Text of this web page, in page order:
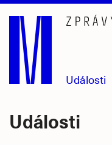
Přejít
hlavní
obsah
Události
Události